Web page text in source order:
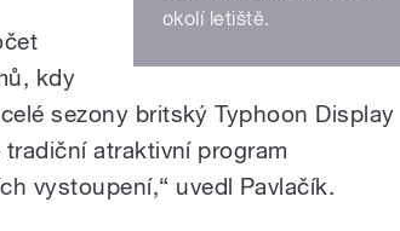
okolí letiště.
kdy
sezony britský Typhoon Display
tradiční atraktivní program
vystoupení,“ uvedl Pavlačík.